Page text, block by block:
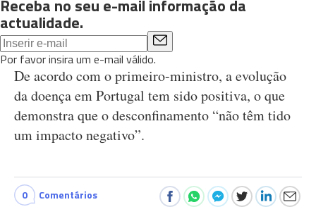
Receba no seu e-mail informação da
actualidade.
Por favor insira um e-mail válido.
De acordo com o primeiro-ministro, a evolução
da doença em Portugal tem sido positiva, o que
demonstra que o desconfinamento “não têm tido
um impacto negativo”.
0 Comentários